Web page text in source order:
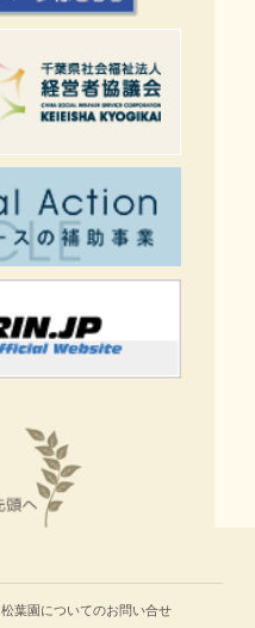
松葉園についてのお問い合せ